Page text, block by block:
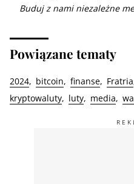
Buduj z nami niezależne
Powiązane tematy
2024 bitcoin finanse Fratria
kryptowaluty
luty media